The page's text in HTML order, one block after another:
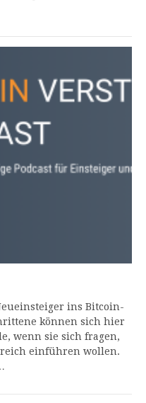
ins Bitcoin-
können sich hier
wenn sie sich fragen,
einführen wollen.